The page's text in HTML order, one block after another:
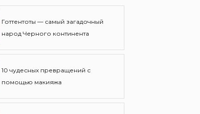
Готтентоты — самый загадочный
народ Черного континента
10 чудесных превращений с
помощью макияжа